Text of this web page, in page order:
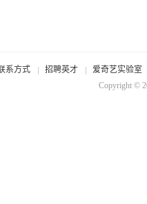
系方式 招聘英才
爱奇艺实验室
Copyright ©